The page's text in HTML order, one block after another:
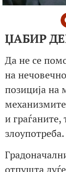
ЏАБИР
Да не се
на
позиција на
механизмите
и граѓаните,
злоупотреба.